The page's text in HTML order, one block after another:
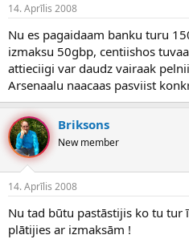
14. Aprīlis 2008
Nu es pagaidaam banku turu
izmaksu 50gbp, centiishos
attieciigi var daudz vairaak
Arsenaalu naacaas pasviist
Briksons
New member
14. Aprīlis 2008
Nu tad būtu pastāstijis ko tu tur
plātijies ar izmaksām !